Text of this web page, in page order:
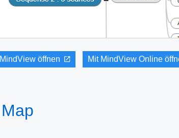
MindView öffnen Mit MindView Online